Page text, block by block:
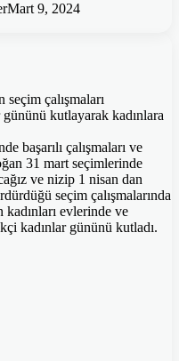
Mart 9, 2024
çalışmaları
gününü kutlayarak kadınlara
başarılı çalışmaları ve
31 mart seçimlerinde
ve nizip 1 nisan dan
seçim çalışmalarında
evlerinde ve
kadınlar gününü kutladı.